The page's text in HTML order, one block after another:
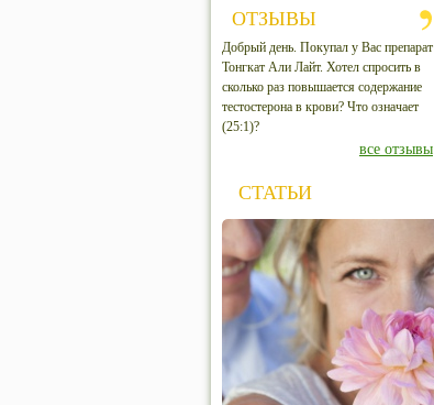
ОТЗЫВЫ
Добрый день. Покупал у Вас препарат
Тонгкат Али Лайт. Хотел спросить в
сколько раз повышается содержание
тестостерона в крови? Что означает
(25:1)?
все отзывы
СТАТЬИ